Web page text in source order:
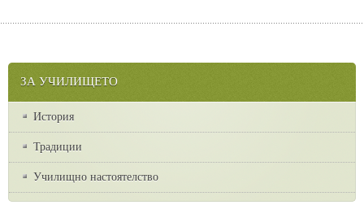
ЗА УЧИЛИЩЕТО
История
Традиции
Училищно настоятелство